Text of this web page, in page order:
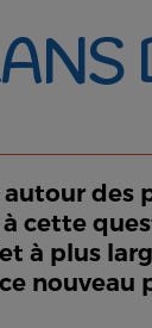
des
cette
à plus